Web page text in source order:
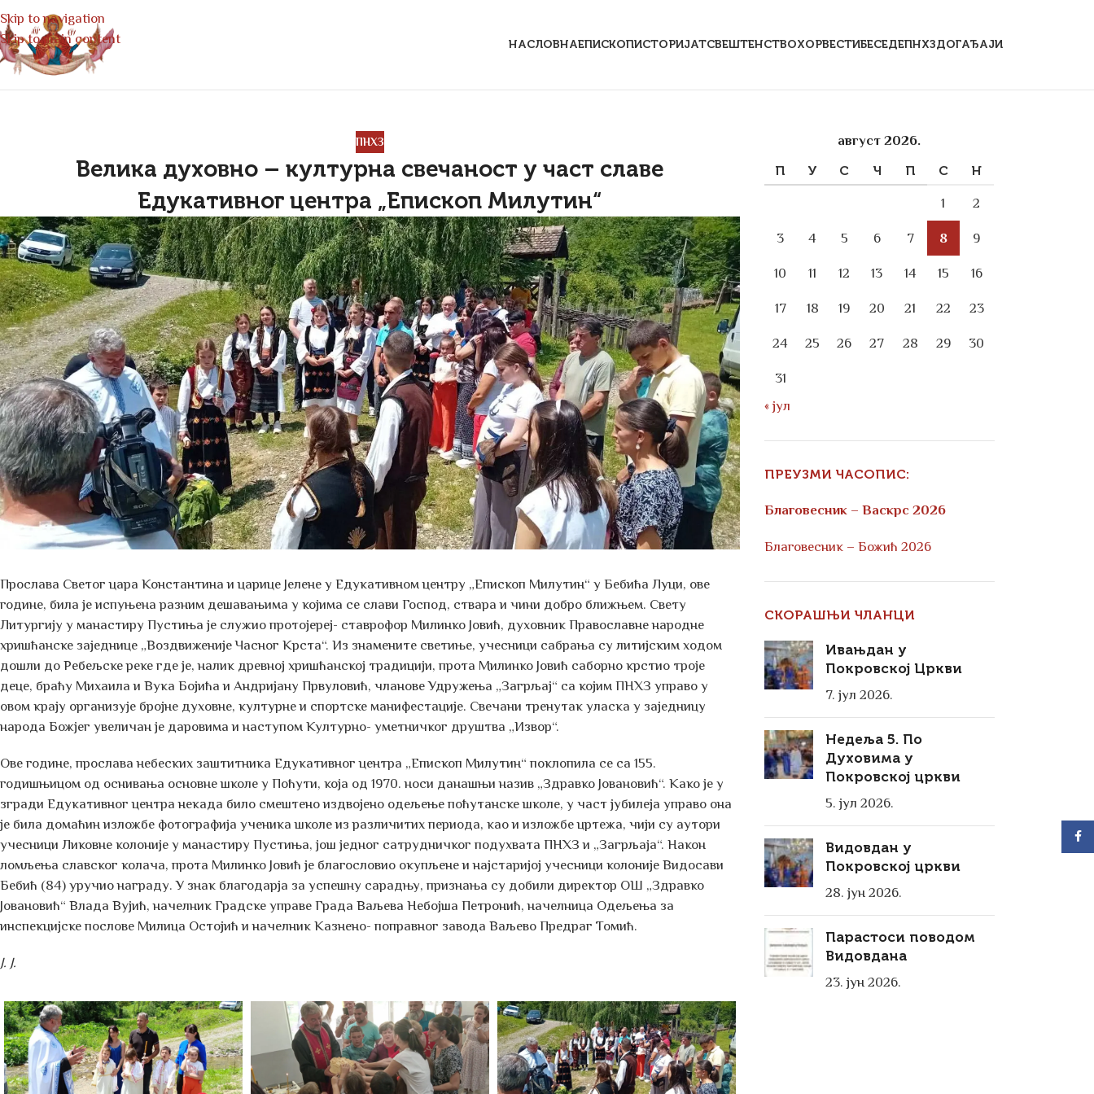
Skip to navigation
Skip to main content
НАСЛОВНАЕПИСКОПИСТОРИЈАТСВЕШТЕНСТВОХОРВЕСТИБЕСЕДЕПНХЗДОГАЂАЈИ
ПНХЗ
Велика духовно – културна свечаност у част славе
Едукативног центра „Епископ Милутин“
Прослава Светог цара Константина и царице Јелене у Едукативном центру „Епископ Милутин“ у Бебића Луци, ове
године, била је испуњена разним дешавањима у којима се слави Господ, ствара и чини добро ближњем. Свету
Литургију у манастиру Пустиња је служио протојереј- ставрофор Милинко Јовић, духовник Православне народне
хришћанске заједнице „Воздвиженије Часног Крста“. Из знамените светиње, учесници сабрања су литијским ходом
дошли до Ребељске реке где је, налик древној хришћанској традицији, прота Милинко Јовић саборно крстио троје
деце, браћу Михаила и Вука Бојића и Андријану Првуловић, чланове Удружења „Загрљај“ са којим ПНХЗ управо у
овом крају организује бројне духовне, културне и спортске манифестације. Свечани тренутак уласка у заједницу
народа Божјег увеличан је даровима и наступом Културно- уметничког друштва „Извор“.
Ове године, прослава небеских заштитника Едукативног центра „Епископ Милутин“ поклопила се са 155.
годишњицом од оснивања основне школе у Поћути, која од 1970. носи данашњи назив „Здравко Јовановић“. Како је у
згради Едукативног центра некада било смештено издвојено одељење поћутанске школе, у част јубилеја управо она
је била домаћин изложбе фотографија ученика школе из различитих периода, као и изложбе цртежа, чији су аутори
учесници Ликовне колоније у манастиру Пустиња, још једног сатрудничког подухвата ПНХЗ и „Загрљаја“. Након
ломљења славског колача, прота Милинко Јовић је благословио окупљене и најстаријој учесници колоније Видосави
Бебић (84) уручио награду. У знак благодарја за успешну сарадњу, признања су добили директор ОШ „Здравко
Јовановић“ Влада Вујић, начелник Градске управе Града Ваљева Небојша Петронић, начелница Одељења за
инспекцијске послове Милица Остојић и начелник Казнено- поправног завода Ваљево Предраг Томић.
Ј. Ј.
август 2026.
П
У С Ч П С Н
1 2
3 4 5 6 7 8 9
10 11 12 13 14 15 16
17 18 19 20 21 22 23
24 25 26 27 28 29 30
31
« јул
ПРЕУЗМИ ЧАСОПИС:
Благовесник – Васкрс 2026
Благовесник – Божић 2026
СКОРАШЊИ ЧЛАНЦИ
Ивањдан у
Покровској Цркви
7. јул 2026.
Недеља 5. По
Духовима у
Покровској цркви
5. јул 2026.
Видовдан у
Покровској цркви
28. јун 2026.
Парастоси поводом
Видовдана
23. јун 2026.